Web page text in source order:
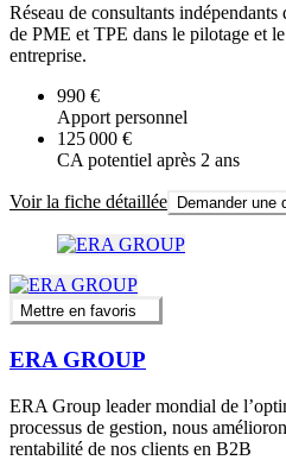
Réseau de consultants
de PME et TPE dans le pilotage et
entreprise.
990 €
Apport personnel
125 000 €
CA potentiel après 2 ans
Voir la fiche détaillée Demander une
Mettre en favoris
ERA GROUP
ERA Group leader mondial de
processus de gestion, nous
rentabilité de nos clients en B2B